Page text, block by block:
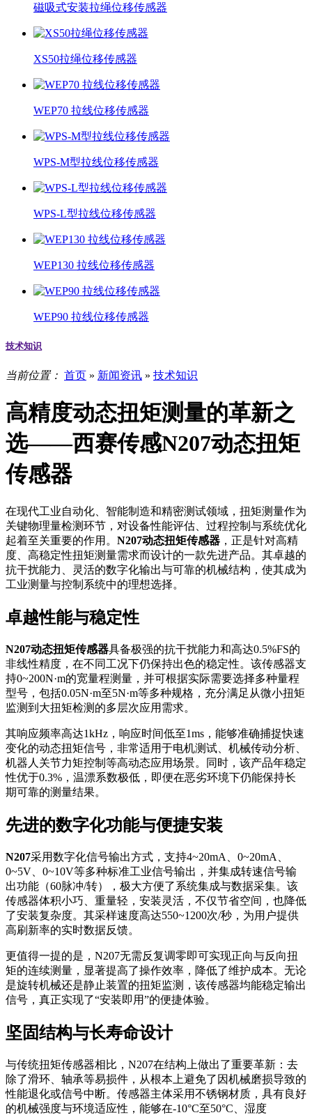
磁吸式安装拉绳位移传感器
XS50拉绳位移传感器
WEP70 拉线位移传感器
WPS-M型拉线位移传感器
WPS-L型拉线位移传感器
WEP130 拉线位移传感器
WEP90 拉线位移传感器
技术知识
当前位置： 首页 » 新闻资讯 » 技术知识
高精度动态扭矩测量的革新之
选——西赛传感N207动态扭矩
传感器
在现代工业自动化、智能制造和精密测试领域，扭矩测量作为
关键物理量检测环节，对设备性能评估、过程控制与系统优化
起着至关重要的作用。 N207动态扭矩传感器 ，正是针对高精
度、高稳定性扭矩测量需求而设计的一款先进产品。其卓越的
抗干扰能力、灵活的数字化输出与可靠的机械结构，使其成为
工业测量与控制系统中的理想选择。
卓越性能与稳定性
N207动态扭矩传感器具备极强的抗干扰能力和高达0.5%FS的
非线性精度，在不同工况下仍保持出色的稳定性。该传感器支
持0~200N·m的宽量程测量，并可根据实际需要选择多种量程
型号，包括0.05N·m至5N·m等多种规格，充分满足从微小扭矩
监测到大扭矩检测的多层次应用需求。
其响应频率高达1kHz，响应时间低至1ms，能够准确捕捉快速
变化的动态扭矩信号，非常适用于电机测试、机械传动分析、
机器人关节力矩控制等高动态应用场景。同时，该产品年稳定
性优于0.3%，温漂系数极低，即便在恶劣环境下仍能保持长
期可靠的测量结果。
先进的数字化功能与便捷安装
N207采用数字化信号输出方式，支持4~20mA、0~20mA、
0~5V、0~10V等多种标准工业信号输出，并集成转速信号输
出功能（60脉冲/转），极大方便了系统集成与数据采集。该
传感器体积小巧、重量轻，安装灵活，不仅节省空间，也降低
了安装复杂度。其采样速度高达550~1200次/秒，为用户提供
高刷新率的实时数据反馈。
更值得一提的是，N207无需反复调零即可实现正向与反向扭
矩的连续测量，显著提高了操作效率，降低了维护成本。无论
是旋转机械还是静止装置的扭矩监测，该传感器均能稳定输出
信号，真正实现了“安装即用”的便捷体验。
坚固结构与长寿命设计
与传统扭矩传感器相比，N207在结构上做出了重要革新：去
除了滑环、轴承等易损件，从根本上避免了因机械磨损导致的
性能退化或信号中断。传感器主体采用不锈钢材质，具有良好
的机械强度与环境适应性，能够在-10°C至50°C、湿度